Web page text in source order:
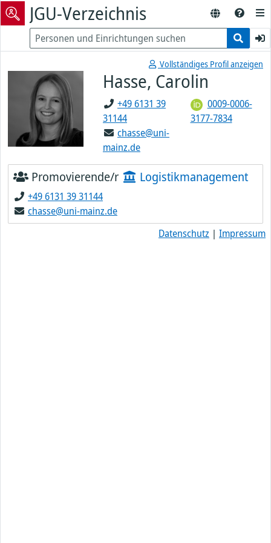
JGU-Verzeichnis
Vollständiges Profil anzeigen
Hasse, Carolin
+49 6131 39
31144
chasse@uni-
mainz.de
0009-0006-
3177-7834
Promovierende/r Logistikmanagement
+49 6131 39 31144
chasse@uni-mainz.de
Datenschutz | Impressum